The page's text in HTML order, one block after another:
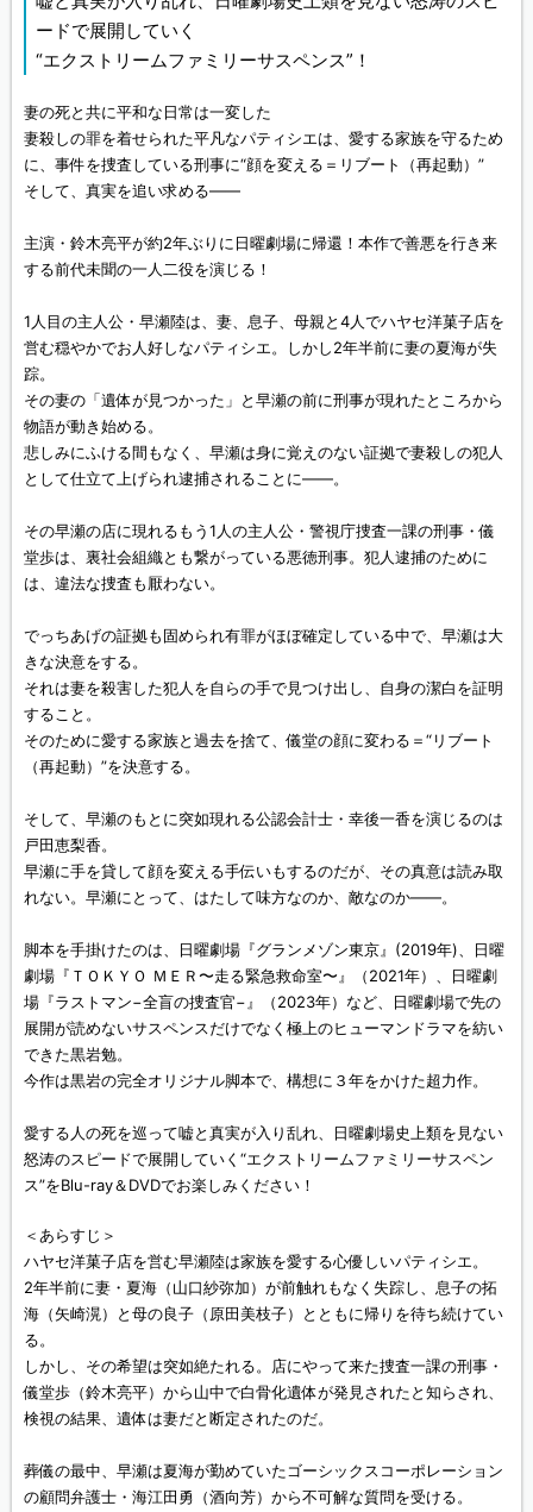
ードで展開していく
“エクストリームファミリーサスペンス”！
妻の死と共に平和な日常は一変した
妻殺しの罪を着せられた平凡なパティシエは、愛する家族を守るため
に、事件を捜査している刑事に“顔を変える＝リブート（再起動）”
そして、真実を追い求める——
主演・鈴木亮平が約2年ぶりに日曜劇場に帰還！本作で善悪を行き来
する前代未聞の一人二役を演じる！
1人目の主人公・早瀬陸は、妻、息子、母親と4人でハヤセ洋菓子店を
営む穏やかでお人好しなパティシエ。しかし2年半前に妻の夏海が失
踪。
その妻の「遺体が見つかった」と早瀬の前に刑事が現れたところから
物語が動き始める。
悲しみにふける間もなく、早瀬は身に覚えのない証拠で妻殺しの犯人
として仕立て上げられ逮捕されることに——。
その早瀬の店に現れるもう1人の主人公・警視庁捜査一課の刑事・儀
堂歩は、裏社会組織とも繋がっている悪徳刑事。犯人逮捕のために
は、違法な捜査も厭わない。
でっちあげの証拠も固められ有罪がほぼ確定している中で、早瀬は大
きな決意をする。
それは妻を殺害した犯人を自らの手で見つけ出し、自身の潔白を証明
すること。
そのために愛する家族と過去を捨て、儀堂の顔に変わる＝“リブート
（再起動）”を決意する。
そして、早瀬のもとに突如現れる公認会計士・幸後一香を演じるのは
戸田恵梨香。
早瀬に手を貸して顔を変える手伝いもするのだが、その真意は読み取
れない。早瀬にとって、はたして味方なのか、敵なのか——。
脚本を手掛けたのは、日曜劇場『グランメゾン東京』(2019年)、日曜
劇場『ＴＯＫＹＯ ＭＥＲ〜走る緊急救命室〜』（2021年）、日曜劇
場『ラストマン−全盲の捜査官−』（2023年）など、日曜劇場で先の
展開が読めないサスペンスだけでなく極上のヒューマンドラマを紡い
できた黒岩勉。
今作は黒岩の完全オリジナル脚本で、構想に３年をかけた超力作。
愛する人の死を巡って嘘と真実が入り乱れ、日曜劇場史上類を見ない
怒涛のスピードで展開していく“エクストリームファミリーサスペン
ス”をBlu-ray＆DVDでお楽しみください！
＜あらすじ＞
ハヤセ洋菓子店を営む早瀬陸は家族を愛する心優しいパティシエ。
2年半前に妻・夏海（山口紗弥加）が前触れもなく失踪し、息子の拓
海（矢崎滉）と母の良子（原田美枝子）とともに帰りを待ち続けてい
る。
しかし、その希望は突如絶たれる。店にやって来た捜査一課の刑事・
儀堂歩（鈴木亮平）から山中で白骨化遺体が発見されたと知らされ、
検視の結果、遺体は妻だと断定されたのだ。
葬儀の最中、早瀬は夏海が勤めていたゴーシックスコーポレーション
の顧問弁護士・海江田勇（酒向芳）から不可解な質問を受ける。